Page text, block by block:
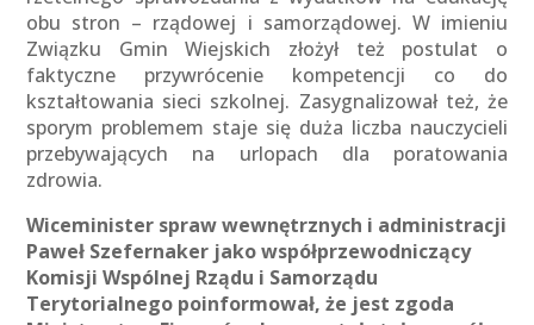
obu stron – rządowej i samorządowej. W imieniu
Związku Gmin Wiejskich złożył też postulat o
faktyczne przywrócenie kompetencji co do
kształtowania sieci szkolnej. Zasygnalizował też, że
sporym problemem staje się duża liczba nauczycieli
przebywających na urlopach dla poratowania
zdrowia.
Wiceminister spraw wewnętrznych i administracji
Paweł Szefernaker jako współprzewodniczący
Komisji Wspólnej Rządu i Samorządu
Terytorialnego poinformował, że jest zgoda